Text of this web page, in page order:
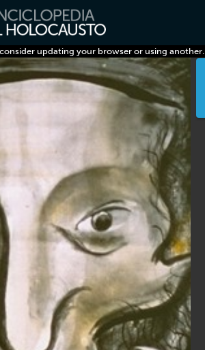
updating your browser or using another.